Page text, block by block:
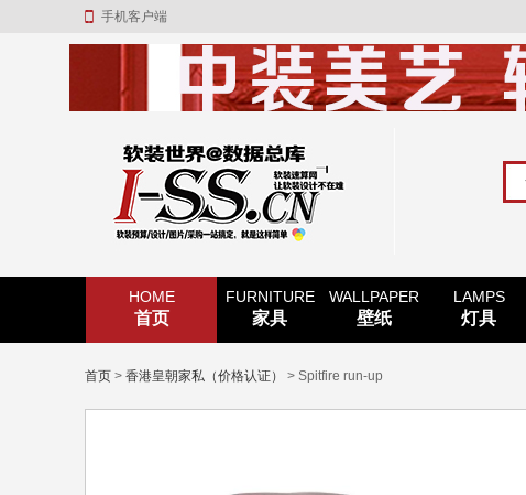
手机客户端
HOME
首页
FURNITURE
家具
WALLPAPER
壁纸
LAMPS
灯具
首页 > 香港皇朝家私（价格认证） > Spitfire run-up